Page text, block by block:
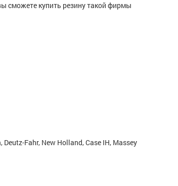
сможете купить резину такой фирмы
Fahr, New Holland, Case IH, Massey